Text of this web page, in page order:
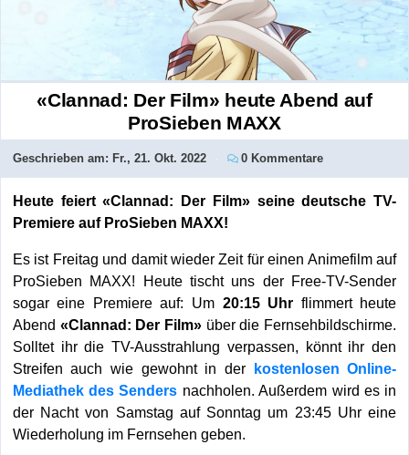
«Clannad: Der Film» heute Abend auf
ProSieben MAXX
Geschrieben am: Fr., 21. Okt. 2022 0 Kommentare
Heute feiert «Clannad: Der Film» seine deutsche TV-
Premiere auf ProSieben MAXX!
Es ist Freitag und damit wieder Zeit für einen Animefilm auf
ProSieben MAXX! Heute tischt uns der Free-TV-Sender
sogar eine Premiere auf: Um 20:15 Uhr flimmert heute
Abend «Clannad: Der Film» über die Fernsehbildschirme.
Solltet ihr die TV-Ausstrahlung verpassen, könnt ihr den
Streifen auch wie gewohnt in der kostenlosen Online-
Mediathek des Senders nachholen. Außerdem wird es in
der Nacht von Samstag auf Sonntag um 23:45 Uhr eine
Wiederholung im Fernsehen geben.